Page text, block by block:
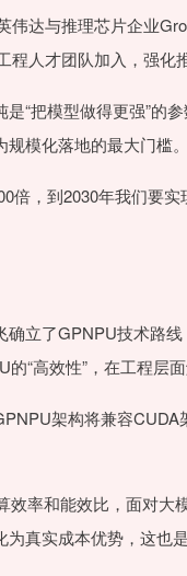
伟达与推理芯片企业
人才团队加入，强化
“把模型做得更强”的
模化落地的最大门槛。
倍，到2030年我们要
立了GPNPU技术路
“高效性”，在工程层
架构将兼容
率和能效比，面对大
真实成本优势，这也